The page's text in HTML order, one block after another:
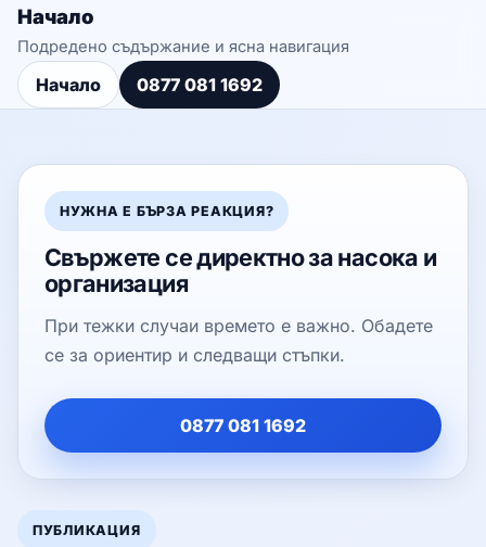
Начало
Подредено съдържание и ясна навигация
Начало 0877 081 1692
ПУБЛИКАЦИЯ
НУЖНА Е БЪРЗА РЕАКЦИЯ?
Свържете се директно за насока и
организация
При тежки случаи времето е важно. Обадете
се за ориентир и следващи стъпки.
0877 081 1692